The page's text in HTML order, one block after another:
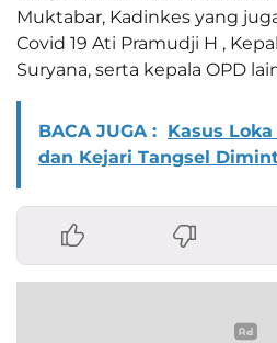
Muktabar, Kadinkes yang
Covid 19 Ati Pramudji H ,
Suryana, serta kepala OPD
BACA JUGA : Kasus
dan Kejari Tangsel